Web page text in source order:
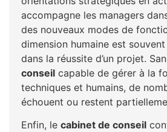
accompagne les managers
des nouveaux modes de
dimension humaine est
dans la réussite d’un projet.
conseil capable de gérer à la
techniques et humains, de
échouent ou restent
Enfin, le cabinet de conseil